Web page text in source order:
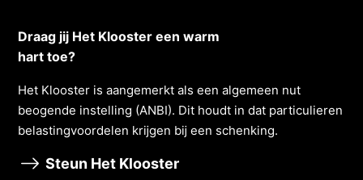
Draag jij Het Klooster een warm
hart toe?
Het Klooster is aangemerkt als een algemeen nut
beogende instelling (ANBI). Dit houdt in dat particulieren
belastingvoordelen krĳgen bĳ een schenking.
Steun Het Klooster